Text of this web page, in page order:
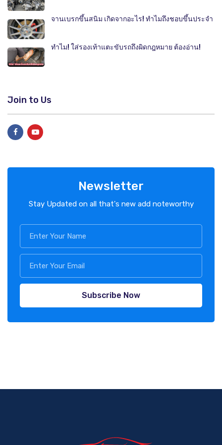
จานเบรกขึ้นสนิม เกิดจากอะไร! ทำไมถึงชอบขึ้นประจำ
ทำไม! ใส่รองเท้าแตะขับรถถึงผิดกฎหมาย ต้องอ่าน!
Join to Us
Newsletter
Stay Updated on all that's new add noteworthy
Subscribe Now